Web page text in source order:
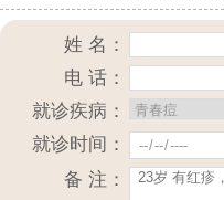
姓 名：
电 话：
就诊疾病：
就诊时间：
备 注：